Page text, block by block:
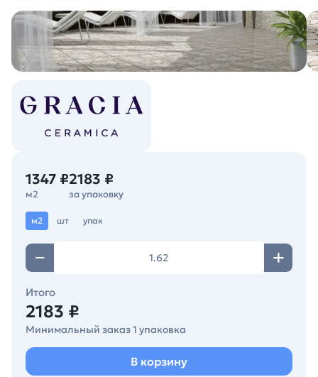
1347 ₽
м2
2183 ₽
за упаковку
м2 шт упак
Итого
2183 ₽
Минимальный заказ 1 упаковка
В корзину